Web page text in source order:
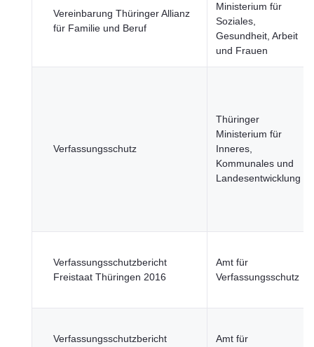
Vereinbarung Thüringer Allianz
für Familie und Beruf
Ministerium für
Soziales,
Gesundheit, Arbeit
und Frauen
Verfassungsschutz
Thüringer
Ministerium für
Inneres,
Kommunales und
Landesentwicklung
Verfassungsschutzbericht
Freistaat Thüringen 2016
Amt für
Verfassungsschutz
Verfassungsschutzbericht
Amt für